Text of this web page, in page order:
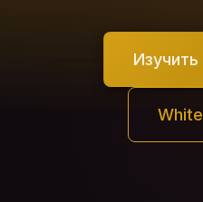
Изучить